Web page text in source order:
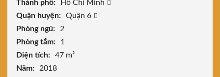
Thành phố:
Hồ Chí Minh
Quận huyện:
Quận 6
Phòng ngủ:
2
Phòng tắm:
1
Diện tích:
47 m²
Năm:
2018